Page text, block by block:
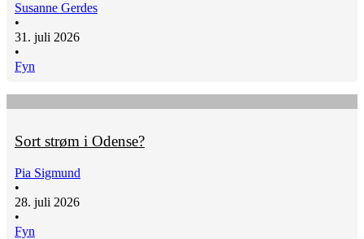
Susanne Gerdes
•
31. juli 2026
•
Fyn
Sort strøm i Odense?
Pia Sigmund
•
28. juli 2026
•
Fyn